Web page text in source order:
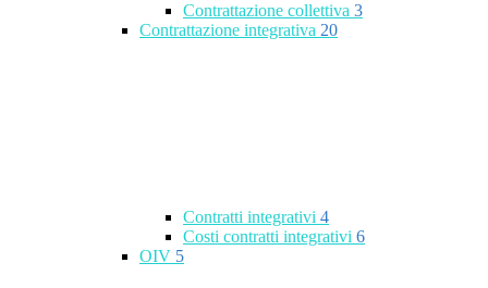
Contrattazione collettiva 3
Contrattazione integrativa 20
Contratti integrativi 4
Costi contratti integrativi 6
OIV 5